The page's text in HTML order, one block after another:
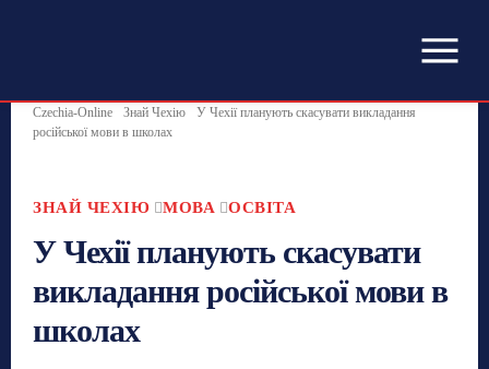
Czechia-Online Знай Чехію
У Чехії планують скасувати викладання
російської мови в школах
ЗНАЙ ЧЕХІЮ МОВА ОСВІТА
У Чехії планують скасувати
викладання російської мови в
школах